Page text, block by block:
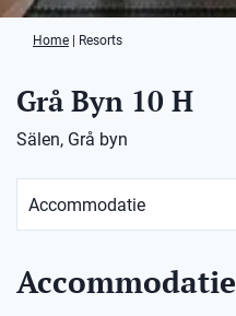
Home Resorts
Grå Byn 10 H
Sälen, Grå byn
Accommodatie